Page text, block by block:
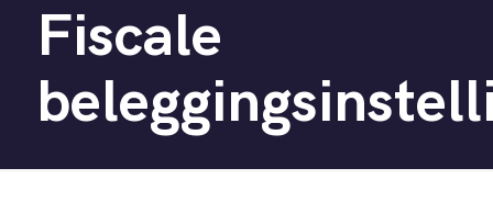
Fiscale